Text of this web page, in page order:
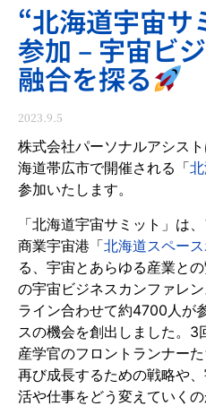
“北海道宇宙サ
参加 – 宇宙ビ
融合を探る
2023.9.5
株式会社パーソナルアシス
海道帯広市で開催される「
参加いたします。
「北海道宇宙サミット」は
商業宇宙港「北海道スペース
る、宇宙とあらゆる産業と
の宇宙ビジネスカンファレ
ライン合わせて約4700人が
スの機会を創出しました。3
産学官のフロントランナー
再び成長するための戦略や
活や仕事をどう変えていく